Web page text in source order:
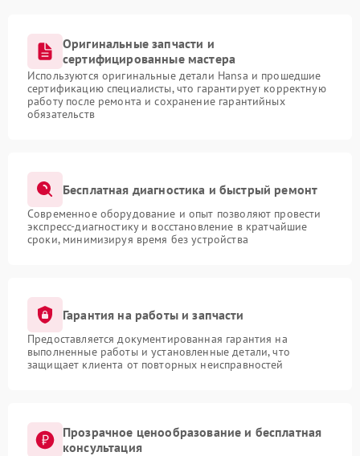
Оригинальные запчасти и
сертифицированные мастера
Используются оригинальные детали Hansa и прошедшие
сертификацию специалисты, что гарантирует корректную
работу после ремонта и сохранение гарантийных
обязательств
Бесплатная диагностика и быстрый ремонт
Современное оборудование и опыт позволяют провести
экспресс-диагностику и восстановление в кратчайшие
сроки, минимизируя время без устройства
Гарантия на работы и запчасти
Предоставляется документированная гарантия на
выполненные работы и установленные детали, что
защищает клиента от повторных неисправностей
Прозрачное ценообразование и бесплатная
консультация